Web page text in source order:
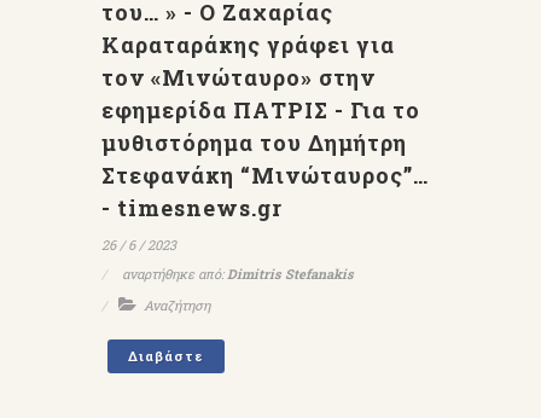
του… » - Ο Ζαχαρίας
Καραταράκης γράφει για
τον «Μινώταυρο» στην
εφημερίδα ΠΑΤΡΙΣ - Για το
μυθιστόρημα του Δημήτρη
Στεφανάκη “Μινώταυρος”…
- timesnews.gr
26 / 6 / 2023
αναρτήθηκε από:Dimitris Stefanakis
Αναζήτηση
Διαβάστε